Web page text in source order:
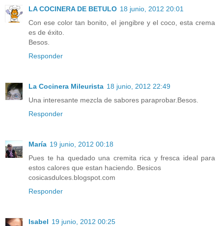
LA COCINERA DE BETULO 18 junio, 2012 20:01
Con ese color tan bonito, el jengibre y el coco, esta crema
es de éxito.
Besos.
Responder
La Cocinera Mileurista 18 junio, 2012 22:49
Una interesante mezcla de sabores paraprobar.Besos.
Responder
María 19 junio, 2012 00:18
Pues te ha quedado una cremita rica y fresca ideal para
estos calores que estan haciendo. Besicos
cosicasdulces.blogspot.com
Responder
Isabel 19 junio, 2012 00:25